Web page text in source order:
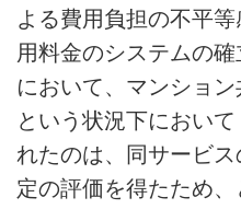
よる費用負担の不平
用料金のシステムの
において、マンショ
という状況下におい
れたのは、同サービ
定の評価を得たため